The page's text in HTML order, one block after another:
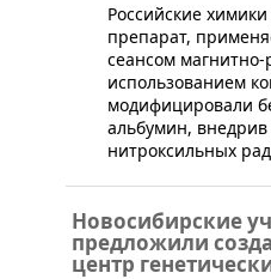
​Российские
препарат,
сеансом
использованием
модифицировали
альбумин,
нитроксильных
Новосибирские
предложили
центр